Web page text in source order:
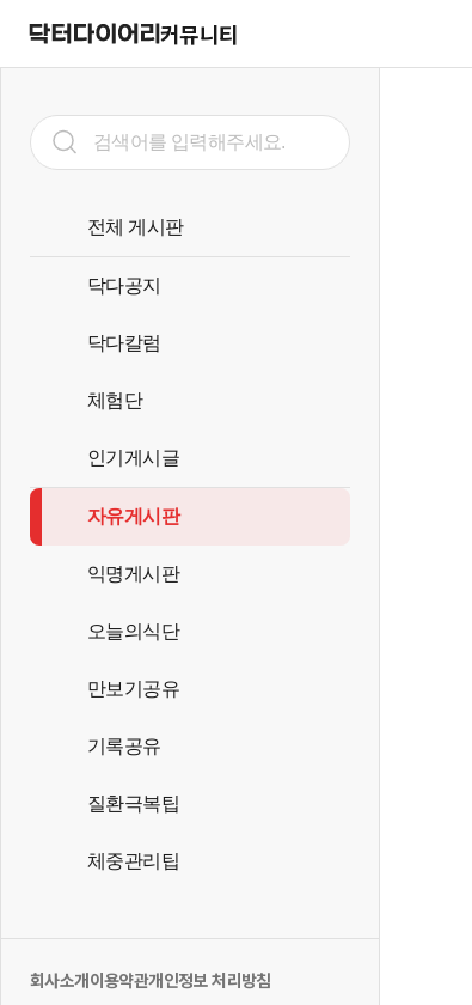
커뮤니티
전체 게시판
닥다공지
닥다칼럼
체험단
인기게시글
자유게시판
익명게시판
오늘의식단
만보기공유
기록공유
질환극복팁
체중관리팁
회사소개이용약관개인정보 처리방침